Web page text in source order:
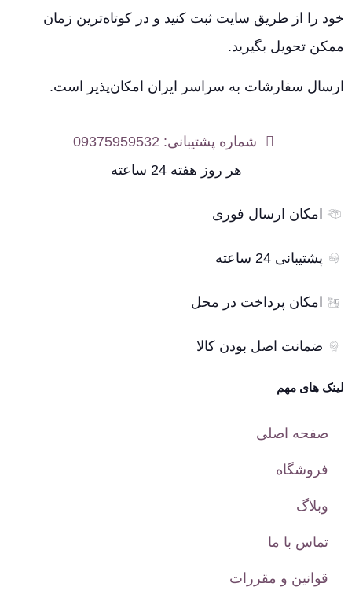
خود را از طریق سایت ثبت کنید و در کوتاه‌ترین زمان
ممکن تحویل بگیرید.
ارسال سفارشات به سراسر ایران امکان‌پذیر است.
شماره پشتیبانی: 09375959532
هر روز هفته 24 ساعته
امکان ارسال فوری
پشتیبانی 24 ساعته
امکان پرداخت در محل
ضمانت اصل بودن کالا
لینک های مهم
صفحه اصلی
فروشگاه
وبلاگ
تماس با ما
قوانین و مقررات